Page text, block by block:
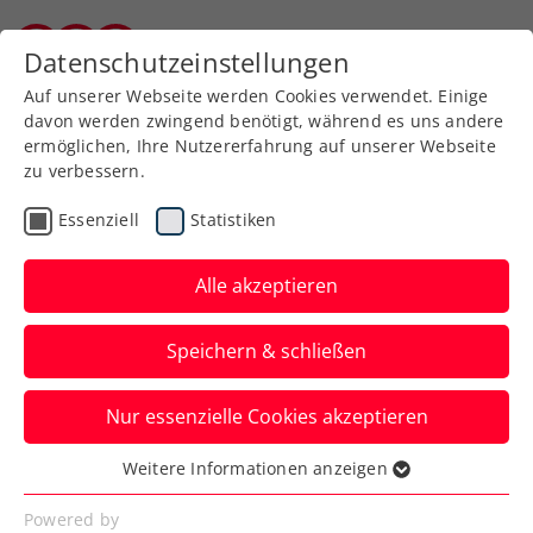
Aktuelle News
News filtern
Datenschutzeinstellungen
Auf unserer Webseite werden Cookies verwendet. Einige
davon werden zwingend benötigt, während es uns andere
ermöglichen, Ihre Nutzererfahrung auf unserer Webseite
zu verbessern.
Essenziell Statistiken
Alle akzeptieren
Speichern & schließen
Nur essenzielle Cookies akzeptieren
Essenziell
Essenzielle Cookies werden für grundlegende
Weitere Informationen anzeigen
Powered by